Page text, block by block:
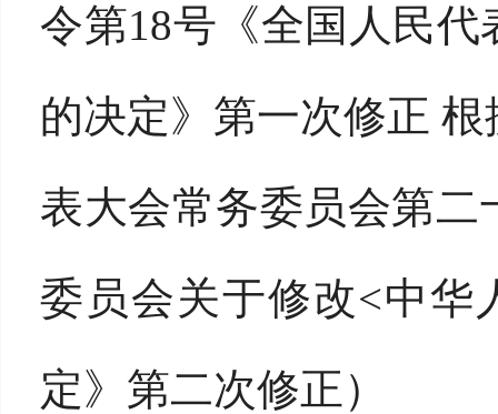
令第18号《全国人民
的决定》第一次修正
表大会常务委员会第
委员会关于修改<中华
定》第二次修正）